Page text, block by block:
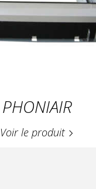
PHONIAIR
Voir le produit